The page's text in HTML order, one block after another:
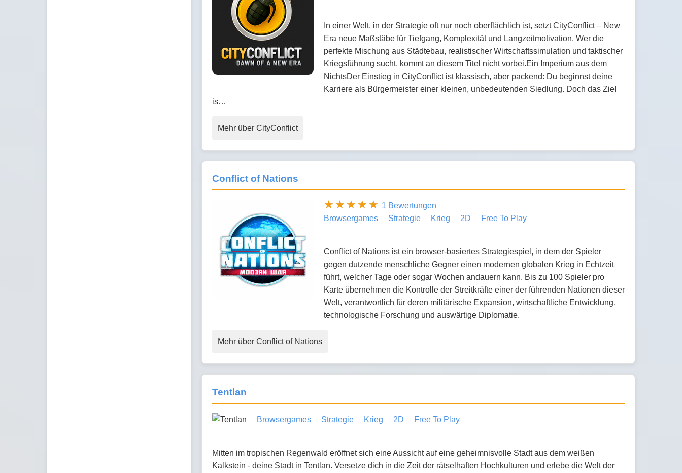
In einer Welt, in der Strategie oft nur noch oberflächlich ist, setzt CityConflict – New
Era neue Maßstäbe für Tiefgang, Komplexität und Langzeitmotivation. Wer die
perfekte Mischung aus Städtebau, realistischer Wirtschaftssimulation und taktischer
Kriegsführung sucht, kommt an diesem Titel nicht vorbei.Ein Imperium aus dem
NichtsDer Einstieg in CityConflict ist klassisch, aber packend: Du beginnst deine
Karriere als Bürgermeister einer kleinen, unbedeutenden Siedlung. Doch das Ziel
is…
Mehr über CityConflict
Conflict of Nations
1 Bewertungen
Browsergames
Strategie Krieg 2D Free To Play
Conflict of Nations ist ein browser-basiertes Strategiespiel, in dem der Spieler
gegen dutzende menschliche Gegner einen modernen globalen Krieg in Echtzeit
führt, welcher Tage oder sogar Wochen andauern kann. Bis zu 100 Spieler pro
Karte übernehmen die Kontrolle der Streitkräfte einer der führenden Nationen dieser
Welt, verantwortlich für deren militärische Expansion, wirtschaftliche Entwicklung,
technologische Forschung und auswärtige Diplomatie.
Mehr über Conflict of Nations
Tentlan
Browsergames Strategie Krieg 2D Free To Play
Mitten im tropischen Regenwald eröffnet sich eine Aussicht auf eine geheimnisvolle Stadt aus dem weißen
Kalkstein - deine Stadt in Tentlan. Versetze dich in die Zeit der rätselhaften Hochkulturen und erlebe die Welt der